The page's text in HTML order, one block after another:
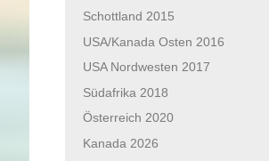
Schottland 2015
USA/Kanada Osten 2016
USA Nordwesten 2017
Südafrika 2018
Österreich 2020
Kanada 2026